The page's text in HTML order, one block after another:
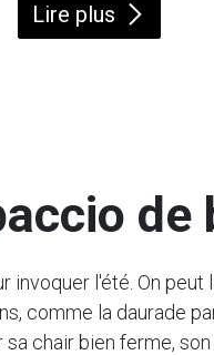
Lire plus
de
invoquer l'été. On peut
comme la daurade
chair bien ferme, son